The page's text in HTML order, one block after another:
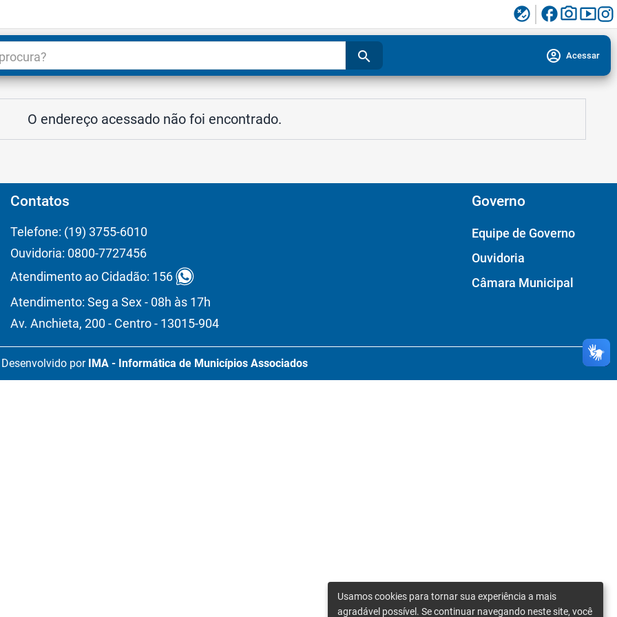
flaky facebookphoto_camerasmart_display
search account_circle Acessar
O endereço acessado não foi encontrado.
Contatos
Telefone: (19) 3755-6010
Ouvidoria: 0800-7727456
Atendimento ao Cidadão: 156
Atendimento: Seg a Sex - 08h às 17h
Av. Anchieta, 200 - Centro - 13015-904
Governo
Equipe de Governo
Ouvidoria
Câmara Municipal
Desenvolvido por IMA - Informática de Municípios Associados
Usamos cookies para tornar sua experiência a mais
agradável possível. Se continuar navegando neste site, você